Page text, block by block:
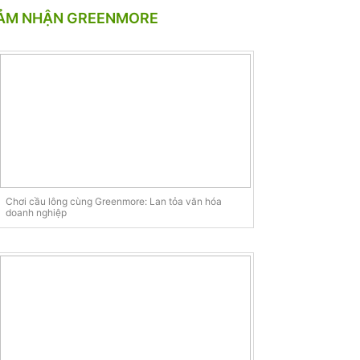
NHẬN GREENMORE
Chơi cầu lông cùng Greenmore: Lan tỏa văn hóa
doanh nghiệp